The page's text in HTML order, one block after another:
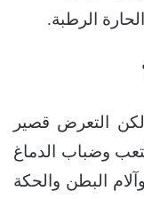
الرطبة.
التعرض قصير
وضباب الدماغ
البطن والحكة